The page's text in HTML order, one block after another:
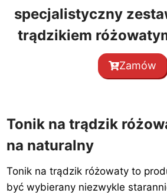
specjalistyczny
trądzikiem
Zamów
Tonik na trądzik
na naturalny
Tonik na trądzik różowaty to
być wybierany niezwykle